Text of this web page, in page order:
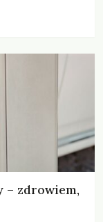
– zdrowiem,